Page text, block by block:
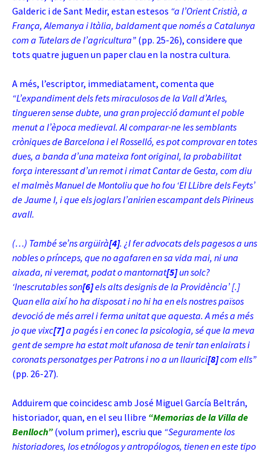
Galderic i de Sant Medir, estan estesos “a l’Orient Cristià, a
França, Alemanya i Itàlia, baldament que només a Catalunya
com a Tutelars de l’agricultura” (pp. 25-26), considere que
tots quatre juguen un paper clau en la nostra cultura.
A més, l’escriptor, immediatament, comenta que
“L’expandiment dels fets miraculosos de la Vall d’Arles,
tingueren sense dubte, una gran projecció damunt el poble
menut a l’època medieval. Al comparar-ne les semblants
cròniques de Barcelona i el Rosselló, es pot comprovar en totes
dues, a banda d’una mateixa font original, la probabilitat
força interessant d’un remot i rimat Cantar de Gesta, com diu
el malmès Manuel de Montoliu que ho fou ‘El LLibre dels Feyts’
de Jaume I, i que els joglars l’anirien escampant dels Pirineus
avall.
(…) També se’ns argüirà[4]. ¿I fer advocats dels pagesos a uns
nobles o prínceps, que no agafaren en sa vida mai, ni una
aixada, ni veremat, podat o mantornat[5]un solc?
‘Inescrutables son[6]els alts designis de la Providència’ [.]
Quan ella així ho ha disposat i no hi ha en els nostres països
devoció de més arrel i ferma unitat que aquesta. A més a més
jo que vixc[7]a pagés i en conec la psicologia, sé que la meva
gent de sempre ha estat molt ufanosa de tenir tan enlairats i
coronats personatges per Patrons i no a un llaurici[8]com ells”
(pp. 26-27).
Adduirem que coincidesc amb José Miguel García Beltrán,
historiador, quan, en el seu llibre “Memorias de la Villa de
Benlloch” (volum primer), escriu que “Seguramente los
historiadores, los etnólogos y antropólogos, tienen en este tipo